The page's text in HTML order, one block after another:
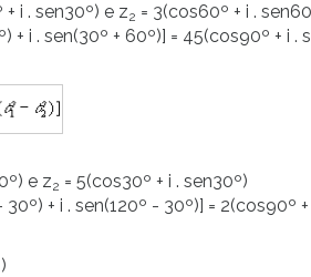
+ i . sen30º) e z2 = 3(cos60º + i .
+ i . sen(30º + 60º)] = 45(cos90º + i .
e z2 = 5(cos30º + i . sen30º)
+ i . sen(120º - 30º)] = 2(cos90º +
)